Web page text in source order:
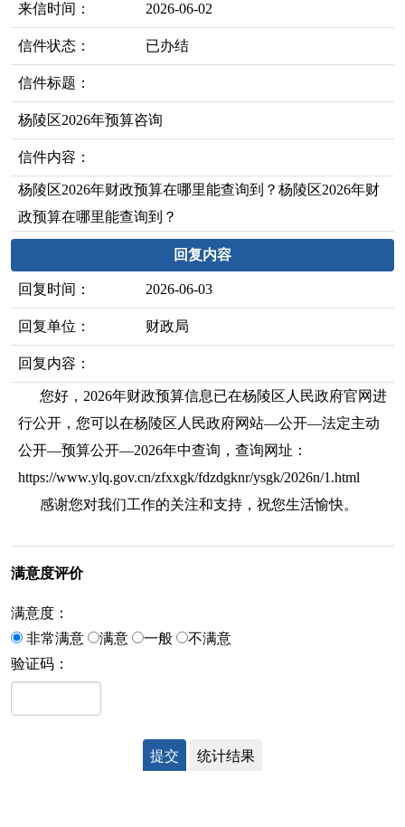
来信时间： 2026-06-02
信件状态： 已办结
信件标题：
杨陵区2026年预算咨询
信件内容：
杨陵区2026年财政预算在哪里能查询到？杨陵区2026年财
政预算在哪里能查询到？
回复内容
回复时间： 2026-06-03
回复单位： 财政局
回复内容：
您好，2026年财政预算信息已在杨陵区人民政府官网进
行公开，您可以在杨陵区人民政府网站—公开—法定主动
公开—预算公开—2026年中查询，查询网址：
https://www.ylq.gov.cn/zfxxgk/fdzdgknr/ysgk/2026n/1.html
感谢您对我们工作的关注和支持，祝您生活愉快。
满意度评价
满意度：
非常满意
满意 一般
不满意
验证码：